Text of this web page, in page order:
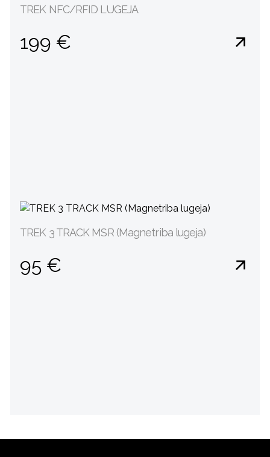
TREK NFC/RFID LUGEJA
199 €
TREK 3 TRACK MSR (Magnetriba lugeja)
95 €